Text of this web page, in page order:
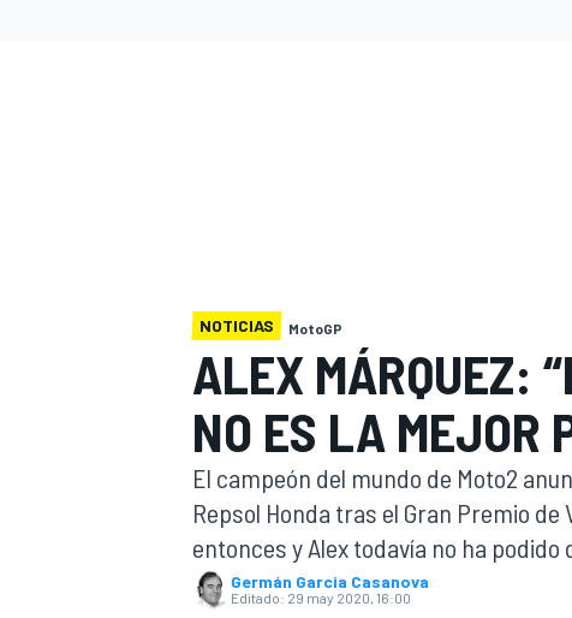
WEC FÓRMULA E
NOTICIAS MotoGP
ALEX MÁRQUEZ:
NO ES LA MEJOR
El campeón del mundo de Moto2
Repsol Honda tras el Gran Premio de
entonces y Alex todavía no ha podido
Germán Garcia Casanova
Editado: 29 may 2020, 16:00